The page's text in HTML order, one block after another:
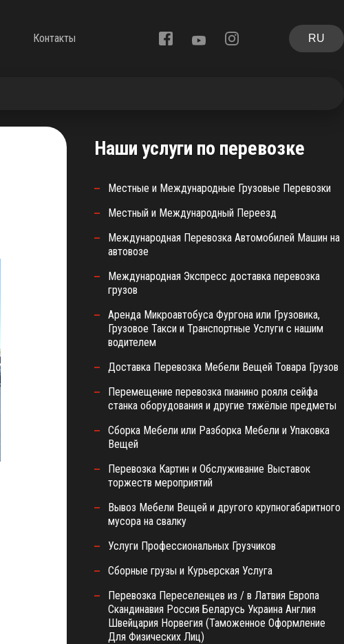
Контакты RU
Наши услуги по перевозке
Местные и Международные Грузовые Перевозки
Местный и Международный Переезд
Международная Перевозка Автомобилей Машин на
автовозе
Международная Экспресс доставка перевозка
грузов
Аренда Микроавтобуса Фургона или Грузовика,
Грузовое Такси и Транспортные Услуги с нашим
водителем
Доставка Перевозка Мебели Вещей Товара Грузов
Перемещение перевозка пианино рояля сейфа
станка оборудования и другие тяжёлые предметы
Сборка Мебели или Разборка Мебели и Упаковка
Вещей
Перевозка Картин и Обслуживание Выставок
торжеств мероприятий
Вывоз Мебели Вещей и другого крупногабаритного
мусора на свалку
Услуги Профессиональных Грузчиков
Сборные грузы и Курьерская Услуга
Перевозка Переселенцев из / в Латвия Европа
Скандинавия Россия Беларусь Украина Англия
Швейцария Норвегия (Таможенное Оформление
Для Физических Лиц)